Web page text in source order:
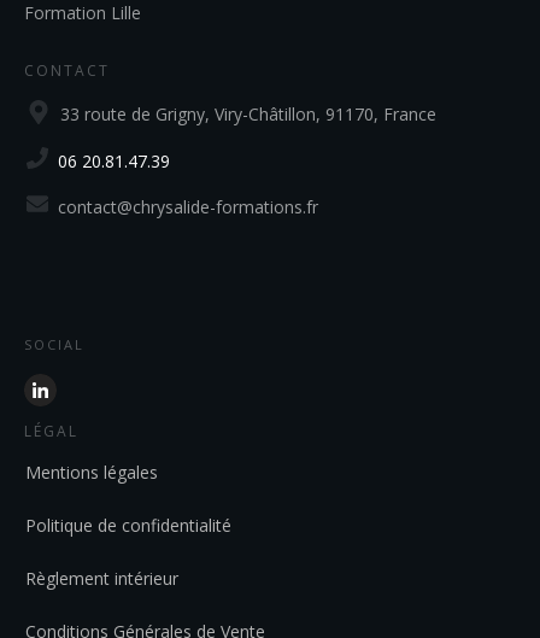
Formation Lille
CONTACT
33 route de Grigny, Viry-Châtillon, 91170, France
06 20.81.47.39
contact@chrysalide-formations.fr
SOCIAL
LÉGAL
Mentions légales
Politique de confidentialité
Règlement intérieur
Conditions Générales de Vente